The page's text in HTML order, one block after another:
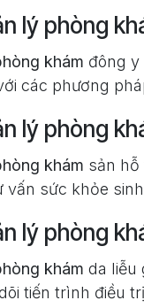
lý phòng
khám đông
các phương
lý phòng
khám sản hỗ
vấn sức khỏe
lý phòng
khám da liễu
tiến trình điều